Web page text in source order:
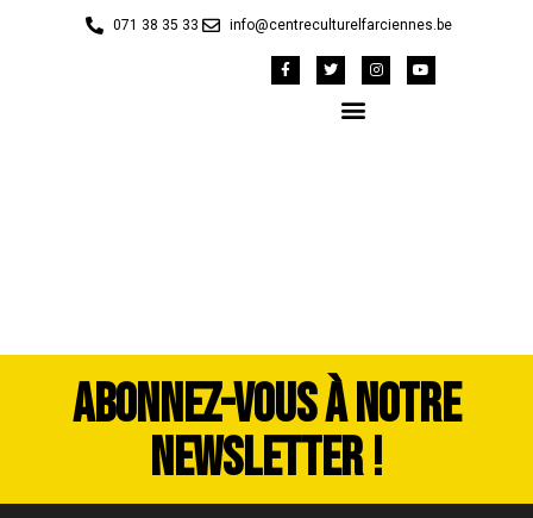
071 38 35 33 info@centreculturelfarciennes.be
ABONNEZ-VOUS À NOTRE
NEWSLETTER !